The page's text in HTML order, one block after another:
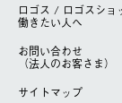
ロゴス / ロゴスショ
働きたい人へ
お問い合わせ
（法人のお客さま）
サイトマップ